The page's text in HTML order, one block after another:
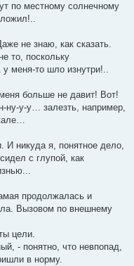
по местному солнечному
не знаю, как сказать.
то, поскольку
меня-то шло изнутри!..
больше не давит! Вот!
у-у… залезть, например,
И никуда я, понятное дело,
с глупой, как
продолжалась и
Вызовом по внешнему
цели.
- понятно, что невпопад,
в норму.